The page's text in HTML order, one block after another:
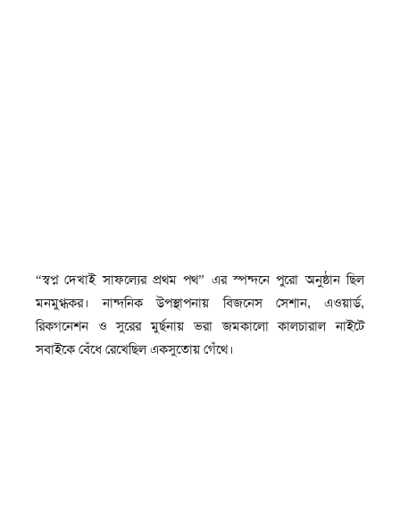
“স্বপ্ন দেখাই সাফল্যের প্রথম পথ” এর স্পন্দনে পুরো অনুষ্ঠান ছিল
মনমুগ্ধকর। নান্দনিক উপস্থাপনায় বিজনেস সেশান, এওয়ার্ড,
রিকগনেশন ও সুরের মুর্ছনায় ভরা জমকালো কালচারাল নাইটে
সবাইকে বেঁধে রেখেছিল একসুতোয় গেঁথে।